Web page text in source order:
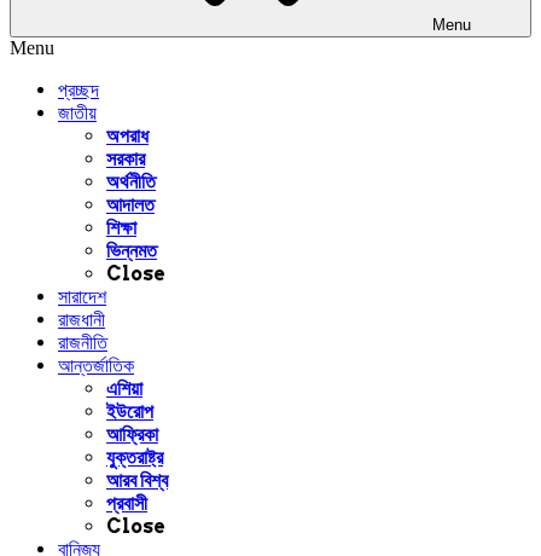
Menu
Menu
প্রচ্ছদ
জাতীয়
অপরাধ
সরকার
অর্থনীতি
আদালত
শিক্ষা
ভিন্নমত
Close
সারাদেশ
রাজধানী
রাজনীতি
আন্তর্জাতিক
এশিয়া
ইউরোপ
আফ্রিকা
যুক্তরাষ্ট্র
আরব বিশ্ব
প্রবাসী
Close
বানিজ্য